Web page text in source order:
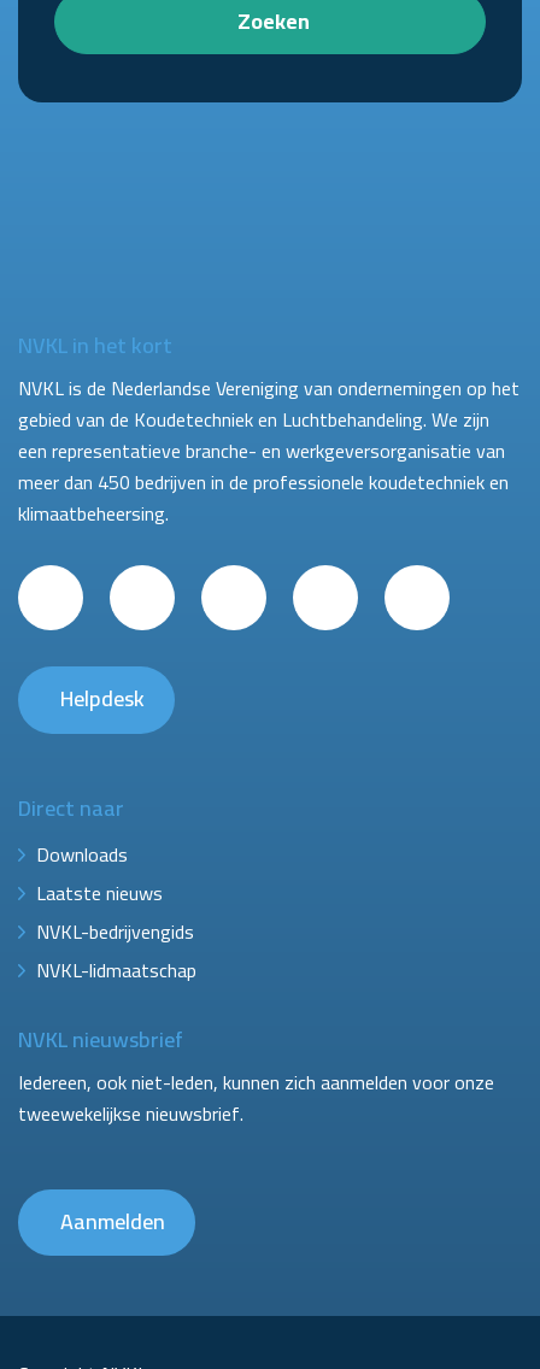
Zoeken
NVKL in het kort
NVKL is de Nederlandse Vereniging van ondernemingen op het
gebied van de Koudetechniek en Luchtbehandeling. We zijn
een representatieve branche- en werkgeversorganisatie van
meer dan 450 bedrijven in de professionele koudetechniek en
klimaatbeheersing.
Helpdesk
Direct naar
Downloads
Laatste nieuws
NVKL-bedrijvengids
NVKL-lidmaatschap
NVKL nieuwsbrief
Iedereen, ook niet-leden, kunnen zich aanmelden voor onze
tweewekelijkse nieuwsbrief.
Aanmelden